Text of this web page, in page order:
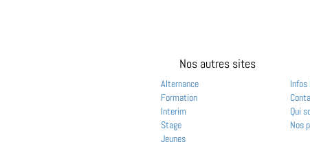
Nos autres sites
Alternance
Formation
Interim
Stage
Jeunes
Infos
Qui
Nos